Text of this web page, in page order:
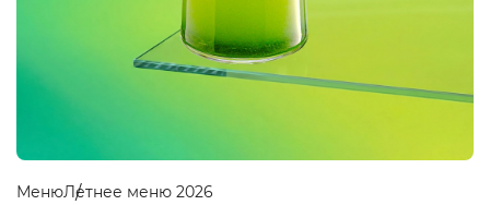
МенюЛетнее меню 2026